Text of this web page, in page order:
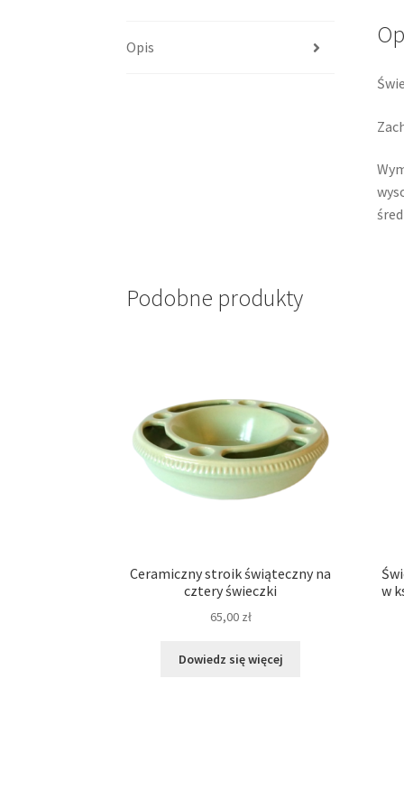
Opis
Podobne produkty
Ceramiczny stroik świąteczny na
cztery świeczki
65,00 zł
Dowiedz się więcej
w